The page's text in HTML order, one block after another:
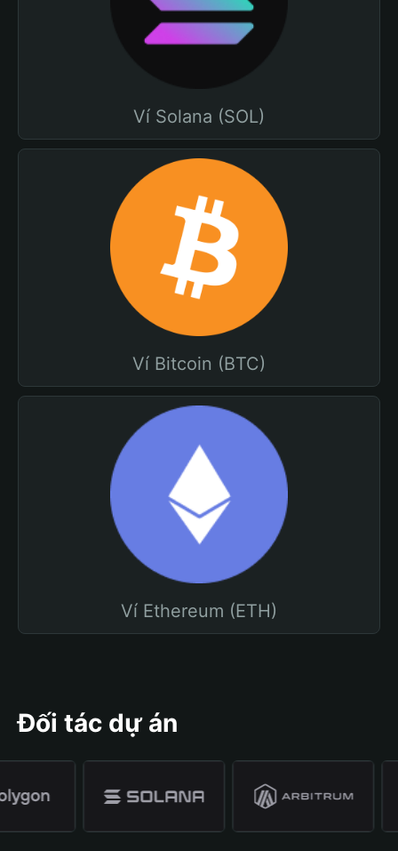
Ví Solana (SOL)
Ví Bitcoin (BTC)
Ví Ethereum (ETH)
Đối tác dự án